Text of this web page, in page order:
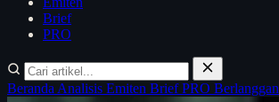
Brief
PRO
Beranda Analisis Emiten BriefPRO